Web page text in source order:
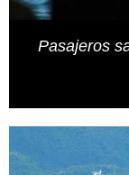
Pasajeros